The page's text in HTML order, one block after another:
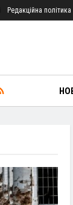
Редакційна політика